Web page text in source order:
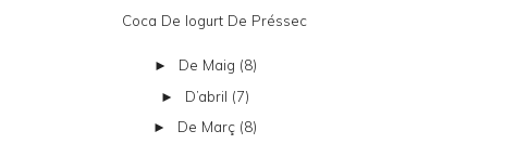
Coca De Iogurt De Préssec
► De Maig (8)
► D’abril (7)
► De Març (8)